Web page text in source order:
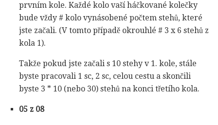
prvním kole. Každé kolo vaší háčkované kolečky
bude vždy # kolo vynásobené počtem stehů, které
jste začali. (V tomto případě okrouhlé # 3 x 6 stehů z
kola 1).
Takže pokud jste začali s 10 stehy v 1. kole, stále
byste pracovali 1 sc, 2 sc, celou cestu a skončili
byste 3 * 10 (nebo 30) stehů na konci třetího kola.
05 z 08